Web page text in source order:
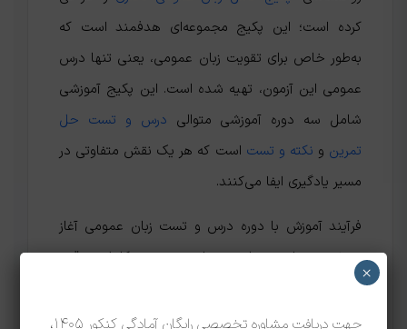
کرده است؛ این پکیج مجموعه‌ای هدفمند است که
به‌طور خاص برای تقویت زبان عمومی، یعنی تنها درس
عمومی این آزمون، تهیه شده است. این پکیج آموزشی
شامل سه دوره آموزشی متوالی درس و تست حل
تمرین و نکته و تست است که هر یک نقش متفاوتی در
مسیر یادگیری ایفا می‌کنند.
فرآیند آموزش با دوره درس و تست زبان عمومی آغاز
می‌شود؛ در این مرحله، درسنامه به صورت کامل و دقیق
تدریس می‌شود و هم‌زمان برخی از تست‌های منتخب
برای درک بهتر مفاهیم مورد بررسی قرار می‌گیرند. پس از جهت دریافت مشاوره تخصصی رایگان آمادگی کنکور 1405،
×